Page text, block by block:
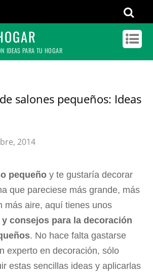
IDEAS PARA TU HOGAR
salones pequeños: Ideas
2014
pequeño y te gustaría decorar
que pareciese más grande, más
más aire, aquí tienes unos
consejos para la decoración
. No hace falta gastarse
experto en decoración, sólo
estas sencillas ideas y aplicarlas